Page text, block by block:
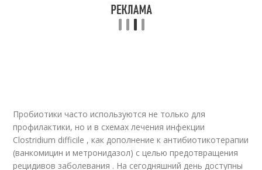
Пробиотики часто используются не только для
профилактики, но и в схемах лечения инфекции
Clostridium difficile , как дополнение к антибиотикотерапии
(ванкомицин и метронидазол) с целью предотвращения
рецидивов заболевания . На сегодняшний день доступны